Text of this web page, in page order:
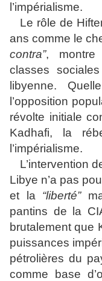
l’impérialisme.
Le rôle de
ans comme le
contra”, montre
classes
libyenne.
l’opposition
révolte initiale
Kadhafi, la
l’impérialisme.
L’intervention
Libye n’a pas
et la “liberté”
pantins de la
brutalement que
puissances
pétrolières du
comme base